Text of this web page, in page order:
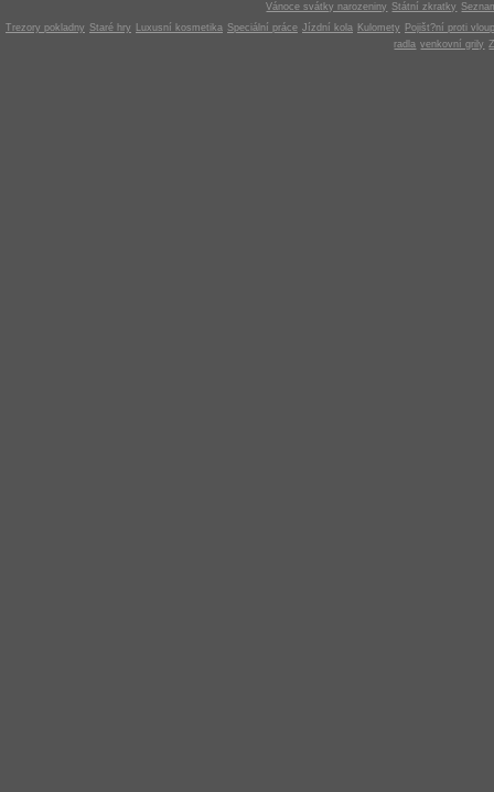
Vánoce svátky narozeniny Státní zkratky
Trezory pokladny Staré hry Luxusní kosmetika Speciální práce Jízdní kola Kulomety
Pojišt?ní proti
radla venkovní grily